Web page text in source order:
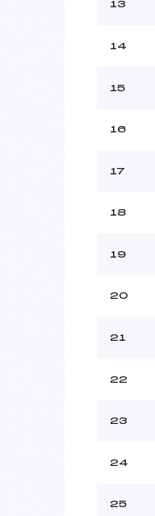
13
14
15
16
17
18
19
20
21
22
23
24
25